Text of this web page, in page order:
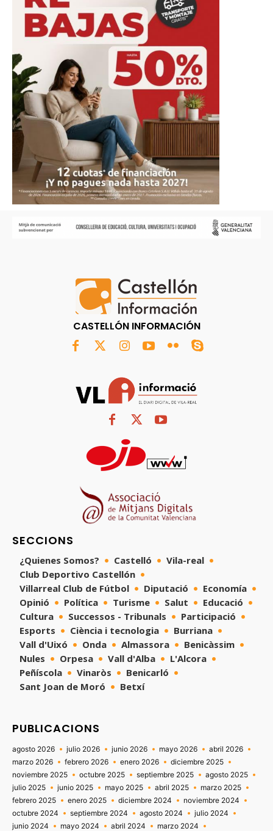
CASTELLÓN INFORMACIÓN
SECCIONS
¿Quienes Somos? Castelló
Vila-real
Club Deportivo Castellón
Villarreal Club de Fútbol
Diputació
Economía
Opinió
Política Turisme Salut
Educació
Cultura
Successos - Tribunals
Participació
Esports
Ciència i tecnologia
Burriana
Vall d'Uixó
Onda Almassora
Benicàssim
Nules
Orpesa Vall d'Alba
L'Alcora
Peñíscola
Vinaròs
Benicarló
Sant Joan de Moró
Betxí
PUBLICACIONS
agosto 2026 julio 2026 junio 2026 mayo 2026
abril 2026
marzo 2026
febrero 2026 enero 2026
diciembre 2025
noviembre 2025
octubre 2025 septiembre 2025
agosto 2025
julio 2025
junio 2025 mayo 2025 abril 2025
marzo 2025
febrero 2025
enero 2025 diciembre 2024
noviembre 2024
octubre 2024
septiembre 2024 agosto 2024
julio 2024
junio 2024
mayo 2024 abril 2024
marzo 2024